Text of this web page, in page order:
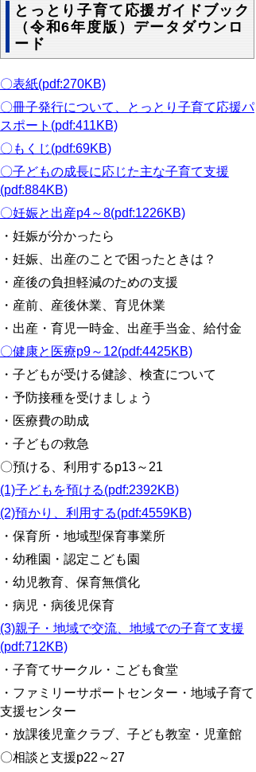
とっとり子育て応援ガイドブック
（令和6年度版）データダウンロ
ード
〇表紙(pdf:270KB)
〇冊子発行について、とっとり子育て応援パ
スポート(pdf:411KB)
〇もくじ(pdf:69KB)
〇子どもの成長に応じた主な子育て支援
(pdf:884KB)
〇妊娠と出産p4～8(pdf:1226KB)
・妊娠が分かったら
・妊娠、出産のことで困ったときは？
・産後の負担軽減のための支援
・産前、産後休業、育児休業
・出産・育児一時金、出産手当金、給付金
〇健康と医療p9～12(pdf:4425KB)
・子どもが受ける健診、検査について
・予防接種を受けましょう
・医療費の助成
・子どもの救急
〇預ける、利用するp13～21
(1)子どもを預ける(pdf:2392KB)
(2)預かり、利用する(pdf:4559KB)
・保育所・地域型保育事業所
・幼稚園・認定こども園
・幼児教育、保育無償化
・病児・病後児保育
(3)親子・地域で交流、地域での子育て支援
(pdf:712KB)
・子育てサークル・こども食堂
・ファミリーサポートセンター・地域子育て
支援センター
・放課後児童クラブ、子ども教室・児童館
〇相談と支援p22～27